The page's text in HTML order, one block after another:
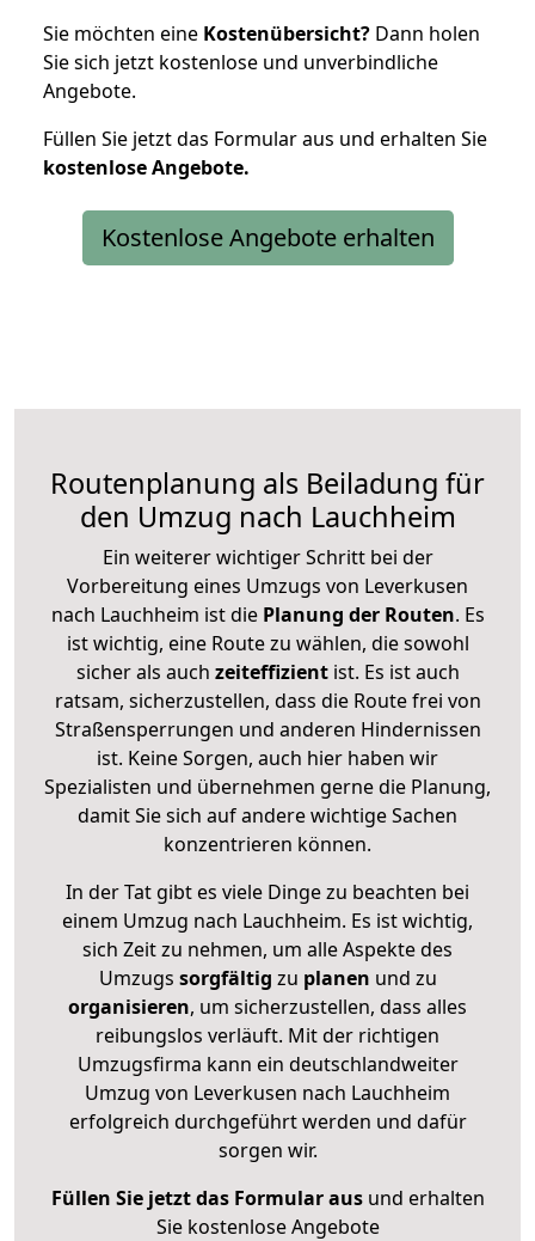
Sie möchten eine Kostenübersicht? Dann holen
Sie sich jetzt kostenlose und unverbindliche
Angebote.
Füllen Sie jetzt das Formular aus und erhalten Sie
kostenloseAngebote.
Kostenlose Angebote erhalten
Routenplanung als Beiladung für
den Umzug nach Lauchheim
Ein weiterer wichtiger Schritt bei der
Vorbereitung eines Umzugs von Leverkusen
nach Lauchheim ist diePlanung der Routen. Es
ist wichtig, eine Route zu wählen, die sowohl
sicher als auch zeiteffizientist. Es ist auch
ratsam, sicherzustellen, dass die Route frei von
Straßensperrungen und anderen Hindernissen
ist. Keine Sorgen, auch hier haben wir
Spezialisten und übernehmen gerne die Planung,
damit Sie sich auf andere wichtige Sachen
konzentrieren können.
In der Tat gibt es viele Dinge zu beachten bei
einem Umzug nach Lauchheim. Es ist wichtig,
sich Zeit zu nehmen, um alle Aspekte des
Umzugs sorgfältig zu planen und zu
organisieren, um sicherzustellen, dass alles
reibungslos verläuft. Mit der richtigen
Umzugsfirma kann ein deutschlandweiter
Umzug von Leverkusen nach Lauchheim
erfolgreich durchgeführt werden und dafür
sorgen wir.
Füllen Sie jetzt das Formular ausund erhalten
Sie kostenlose Angebote